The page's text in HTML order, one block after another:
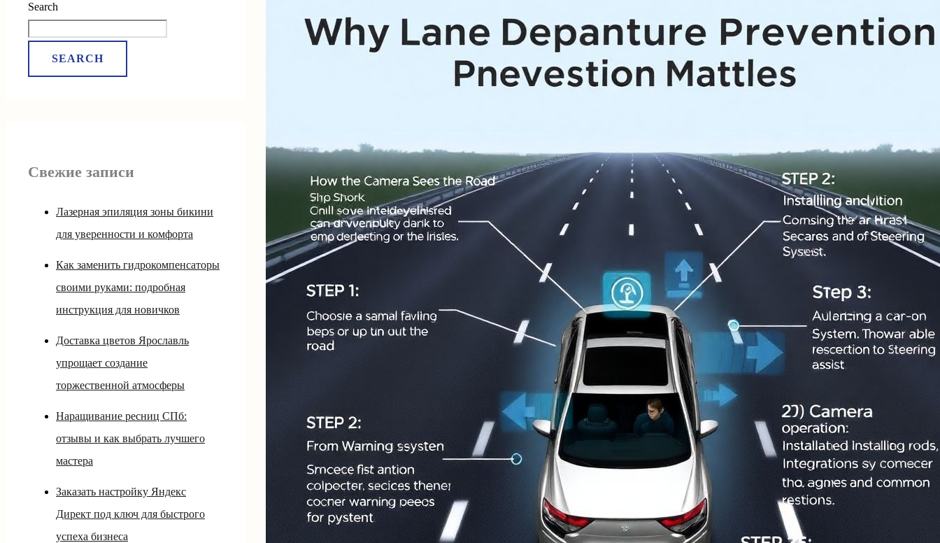
Search
SEARCH
Свежие записи
Лазерная эпиляция зоны бикини
для уверенности и комфорта
Как заменить гидрокомпенсаторы
своими руками: подробная
инструкция для новичков
Доставка цветов Ярославль
упрощает создание
торжественной атмосферы
Наращивание ресниц СПб:
отзывы и как выбрать лучшего
мастера
Заказать настройку Яндекс
Директ под ключ для быстрого
успеха бизнеса